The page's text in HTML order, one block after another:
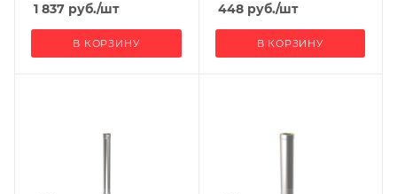
1 837 руб./шт
В КОРЗИНУ
448руб./шт
В КОРЗИНУ